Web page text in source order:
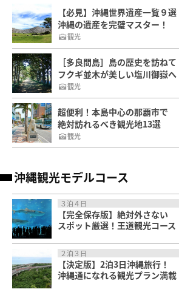
【必見】沖縄世界遺産一覧９選
沖縄の遺産を完璧マスター！
観光
［多良間島］島の歴史を訪ねて
フクギ並木が美しい塩川御嶽へ
観光
超便利！本島中心の那覇市で
絶対訪れるべき観光地13選
観光
沖縄観光モデルコース
３泊４日
【完全保存版】絶対外さない
スポット厳選！王道観光コース
２泊３日
【決定版】2泊3日沖縄旅行！
沖縄通になれる観光プラン満載